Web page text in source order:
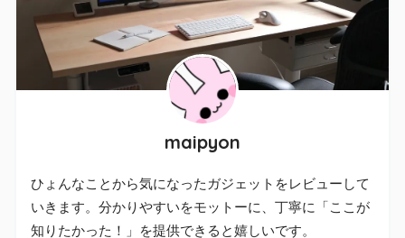
maipyon
ひょんなことから気になったガジェットをレビューして
いきます。分かりやすいをモットーに、丁寧に「ここが
知りたかった！」を提供できると嬉しいです。